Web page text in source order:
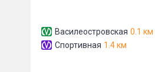
Василеостровская 0.1 км
Спортивная 1.4 км